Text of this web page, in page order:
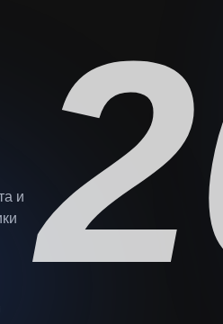
и